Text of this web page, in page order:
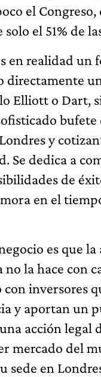
el Congreso,
el 51% de
en realidad un
directamente
Elliott o Dart,
bufete
y
Se dedica a
de
en el
es que
no la hace con
inversores
y aportan un
acción legal
mercado del
sede en